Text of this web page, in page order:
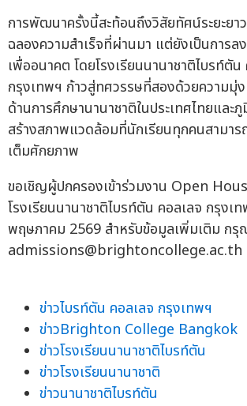
การพัฒนาครั้งนี้สะท้อนถึงวิสัยทัศน์ระยะยา
ฉลองความสำเร็จที่ผ่านมา แต่ยังเป็นการ
เพื่ออนาคต โดยโรงเรียนนานาชาติไบรท์ตัน
กรุงเทพฯ ก้าวสู่ทศวรรษที่สองด้วยความมุ่
ด้านการศึกษานานาชาติในประเทศไทยและภู
สร้างสภาพแวดล้อมที่นักเรียนทุกคนสามาร
เต็มศักยภาพ
ขอเชิญผู้ปกครองเข้าร่วมงาน Open
โรงเรียนนานาชาติไบรท์ตัน คอลเลจ กรุงเ
พฤษภาคม 2569 สำหรับข้อมูลเพิ่มเติม ก
admissions@brightoncollege.ac.th
ข่าวไบรท์ตัน คอลเลจ กรุงเทพฯ
ข่าวBrighton College Bangkok
ข่าวโรงเรียนนานาชาติไบรท์ตัน
ข่าวโรงเรียนนานาชาติ
ข่าวนานาชาติไบรท์ตัน